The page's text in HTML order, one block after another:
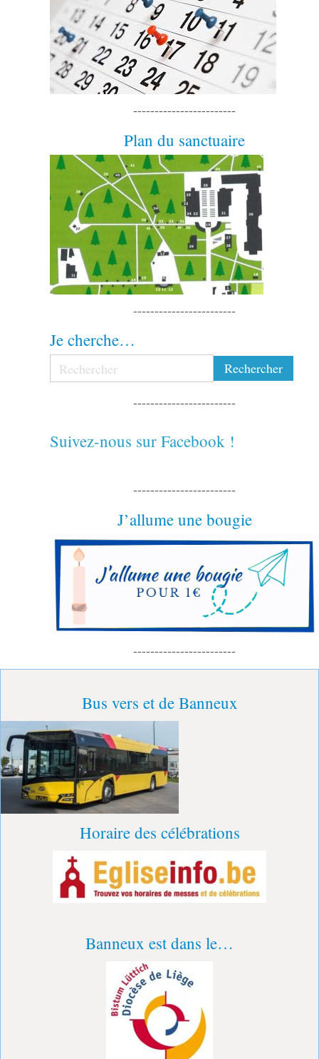
------------------------
Plan du sanctuaire
------------------------
Je cherche…
------------------------
Suivez-nous sur Facebook !
------------------------
J’allume une bougie
------------------------
Bus vers et de Banneux
Horaire des célébrations
Banneux est dans le…